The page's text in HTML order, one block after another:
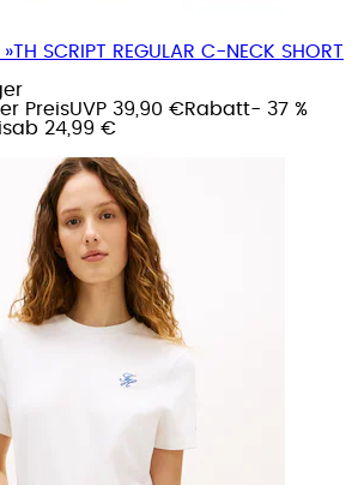
SCRIPT REGULAR C-NECK SHORT
PreisUVP 39,90 €Rabatt- 37 %
ab 24,99 €